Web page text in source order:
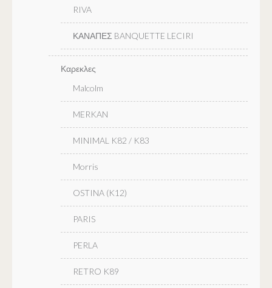
RIVA
ΚΑΝΑΠΕΣ BANQUETTE LECIRI
Καρεκλες
Malcolm
MERKAN
MINIMAL K82 / K83
Morris
OSTINA (K12)
PARIS
PERLA
RETRO K89